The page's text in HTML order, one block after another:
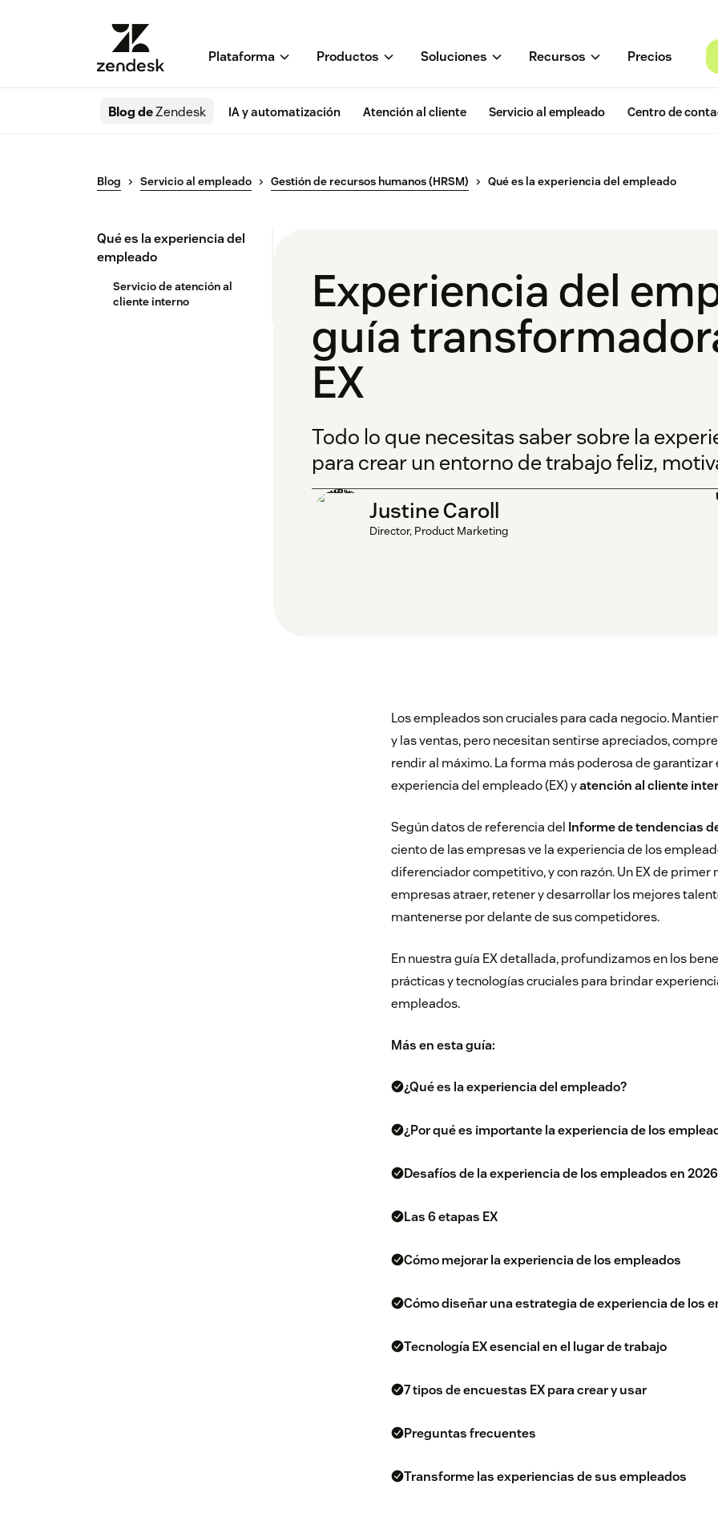
Plataforma Productos Soluciones Recursos Precios
Blog deZendesk IA y automatización Atención al cliente Servicio al empleado Centro de
Blog Servicio al empleado Gestión de recursos humanos (HRSM) Qué es la experiencia del empleado
Qué es la experiencia del
empleado
Servicio de atención al
cliente interno
Experiencia del
guía
EX
Todo lo que necesitas saber sobre la
para crear un entorno de trabajo feliz,
Justine Caroll
Director, Product Marketing
Los empleados son cruciales para cada negocio.
y las ventas, pero necesitan sentirse apreciados,
rendir al máximo. La forma más poderosa de garantizar
experiencia del empleado (EX) yatención al cliente
Según datos de referencia del Informe de tendencias
ciento de las empresas ve la experiencia de los
diferenciador competitivo, y con razón. Un EX de primer
empresas atraer, retener y desarrollar los mejores
mantenerse por delante de sus competidores.
En nuestra guía EX detallada, profundizamos en los
prácticas y tecnologías cruciales para brindar
empleados.
Más en esta guía:
¿Qué es la experiencia del empleado?
¿Por qué es importante la experiencia de los
Desafíos de la experiencia de los empleados en 2026
Las 6 etapas EX
Cómo mejorar la experiencia de los empleados
Cómo diseñar una estrategia de experiencia de los
Tecnología EX esencial en el lugar de trabajo
7 tipos de encuestas EX para crear y usar
Preguntas frecuentes
Transforme las experiencias de sus empleados